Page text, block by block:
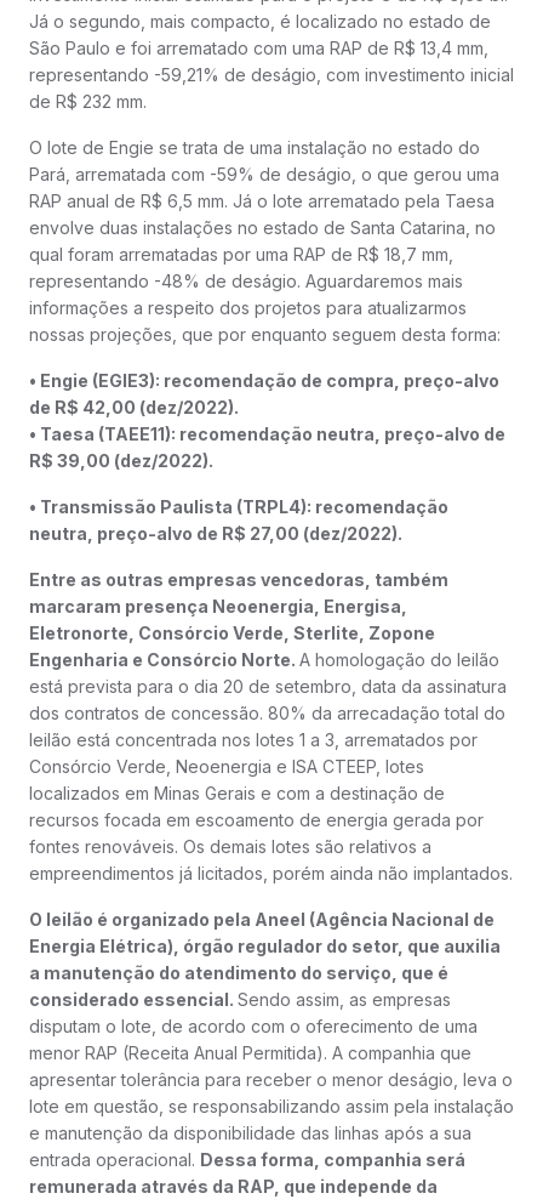
Já o segundo, mais compacto, é localizado no estado de
São Paulo e foi arrematado com uma RAP de R$ 13,4 mm,
representando -59,21% de deságio, com investimento inicial
de R$ 232 mm.
O lote de Engie se trata de uma instalação no estado do
Pará, arrematada com -59% de deságio, o que gerou uma
RAP anual de R$ 6,5 mm. Já o lote arrematado pela Taesa
envolve duas instalações no estado de Santa Catarina, no
qual foram arrematadas por uma RAP de R$ 18,7 mm,
representando -48% de deságio. Aguardaremos mais
informações a respeito dos projetos para atualizarmos
nossas projeções, que por enquanto seguem desta forma:
• Engie (EGIE3): recomendação de compra, preço-alvo
de R$ 42,00 (dez/2022).
• Taesa (TAEE11): recomendação neutra, preço-alvo de
R$ 39,00 (dez/2022).
• Transmissão Paulista (TRPL4): recomendação
neutra, preço-alvo de R$ 27,00 (dez/2022).
Entre as outras empresas vencedoras, também
marcaram presença Neoenergia, Energisa,
Eletronorte, Consórcio Verde, Sterlite, Zopone
Engenharia e Consórcio Norte. A homologação do leilão
está prevista para o dia 20 de setembro, data da assinatura
dos contratos de concessão. 80% da arrecadação total do
leilão está concentrada nos lotes 1 a 3, arrematados por
Consórcio Verde, Neoenergia e ISA CTEEP, lotes
localizados em Minas Gerais e com a destinação de
recursos focada em escoamento de energia gerada por
fontes renováveis. Os demais lotes são relativos a
empreendimentos já licitados, porém ainda não implantados.
O leilão é organizado pela Aneel (Agência Nacional de
Energia Elétrica), órgão regulador do setor, que auxilia
a manutenção do atendimento do serviço, que é
considerado essencial. Sendo assim, as empresas
disputam o lote, de acordo com o oferecimento de uma
menor RAP (Receita Anual Permitida). A companhia que
apresentar tolerância para receber o menor deságio, leva o
lote em questão, se responsabilizando assim pela instalação
e manutenção da disponibilidade das linhas após a sua
entrada operacional. Dessa forma, companhia será
remunerada através da RAP, que independe da